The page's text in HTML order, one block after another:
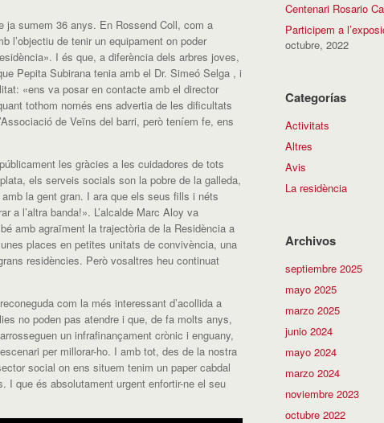
ja sumem 36 anys. En Rossend Coll, com a
l’objectiu de tenir un equipament on poder
I és que, a diferència dels arbres joves,
Pepita Subirana tenia amb el Dr. Simeó Selga , i
: «ens va posar en contacte amb el director
tothom només ens advertia de les dificultats
de Veïns del barri, però teníem fe, ens
públicament les gràcies a les cuidadores de tots
plata, els serveis socials son la pobre de la galleda,
la gent gran. I ara que els seus fills i néts
a l’altra banda!». L’alcalde Marc Aloy va
amb agraïment la trajectòria de la Residència a
places en petites unitats de convivència, una
residències. Però vosaltres heu continuat
com la més interessant d’acollida a
lies no poden pas atendre i que, de fa molts anys,
un infrafinançament crònic i enguany,
per millorar-ho. I amb tot, des de la nostra
social on ens situem tenim un paper cabdal
I que és absolutament urgent enfortir-ne el seu
Centenari Rosario
Participem a
octubre, 2022
Categorías
Activitats
Altres
Avis
La residència
Archivos
septiembre 2025
mayo 2025
marzo 2025
junio 2024
mayo 2024
marzo 2024
noviembre 2023
octubre 2022